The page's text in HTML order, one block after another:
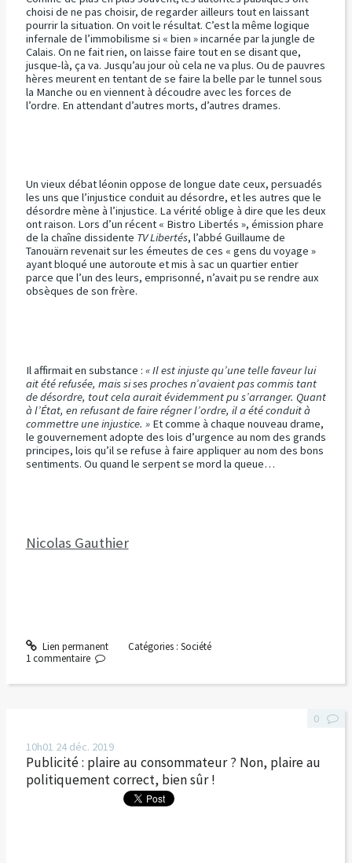
choisi de ne pas choisir, de regarder ailleurs tout en laissant
pourrir la situation. On voit le résultat. C’est la même logique
infernale de l’immobilisme si « bien » incarnée par la jungle de
Calais. On ne fait rien, on laisse faire tout en se disant que,
jusque-là, ça va. Jusqu’au jour où cela ne va plus. Ou de pauvres
hères meurent en tentant de se faire la belle par le tunnel sous
la Manche ou en viennent à découdre avec les forces de
l’ordre. En attendant d’autres morts, d’autres drames.
Un vieux débat léonin oppose de longue date ceux, persuadés
les uns que l’injustice conduit au désordre, et les autres que le
désordre mène à l’injustice. La vérité oblige à dire que les deux
ont raison. Lors d’un récent « Bistro Libertés », émission phare
de la chaîne dissidente TV Libertés, l’abbé Guillaume de
Tanouärn revenait sur les émeutes de ces « gens du voyage »
ayant bloqué une autoroute et mis à sac un quartier entier
parce que l’un des leurs, emprisonné, n’avait pu se rendre aux
obsèques de son frère.
Il affirmait en substance : « Il est injuste qu’une telle faveur lui
ait été refusée, mais si ses proches n’avaient pas commis tant
de désordre, tout cela aurait évidemment pu s’arranger. Quant
à l’État, en refusant de faire régner l’ordre, il a été conduit à
commettre une injustice. »Et comme à chaque nouveau drame,
le gouvernement adopte des lois d’urgence au nom des grands
principes, lois qu’il se refuse à faire appliquer au nom des bons
sentiments. Ou quand le serpent se mord la queue…
Nicolas Gauthier
Lien permanent Catégories : Société
1 commentaire
10h01 24 déc. 2019
Publicité : plaire au consommateur ? Non, plaire au
politiquement correct, bien sûr !
0